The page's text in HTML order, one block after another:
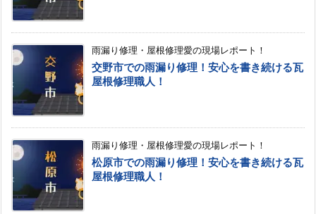
雨漏り修理・屋根修理愛の現場レポート！
交野市での雨漏り修理！安心を書き続ける瓦
屋根修理職人！
雨漏り修理・屋根修理愛の現場レポート！
松原市での雨漏り修理！安心を書き続ける瓦
屋根修理職人！